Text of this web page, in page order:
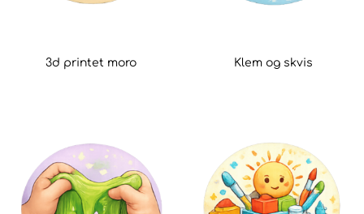
3d printet moro Klem og skvis